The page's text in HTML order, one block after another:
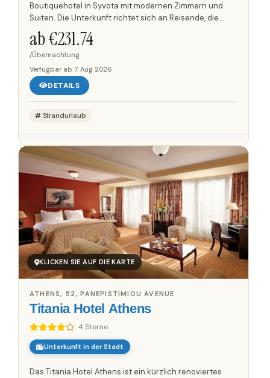
Boutiquehotel in Syvota mit modernen Zimmern und
Suiten. Die Unterkunft richtet sich an Reisende, die
Wert auf Privatsphäre, Ruhe und einen angenehmen
Aufenthalt legen....
ab €231.74
/Übernachtung
Verfügbar ab 7 Aug 2026
DETAILS
Strandurlaub
KLICKEN SIE AUF DIE KARTE
Titania Hotel Athens
4 Sterne
ATHENS, 52, PANEPISTIMIOU AVENUE
Unterkunft in der Stadt
Das Titania Hotel Athens ist ein kürzlich renoviertes